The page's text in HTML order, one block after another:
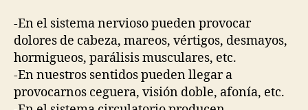
-En el sistema nervioso pueden provocar
dolores de cabeza, mareos, vértigos, desmayos,
hormigueos, parálisis musculares, etc.
-En nuestros sentidos pueden llegar a
provocarnos ceguera, visión doble, afonía, etc.